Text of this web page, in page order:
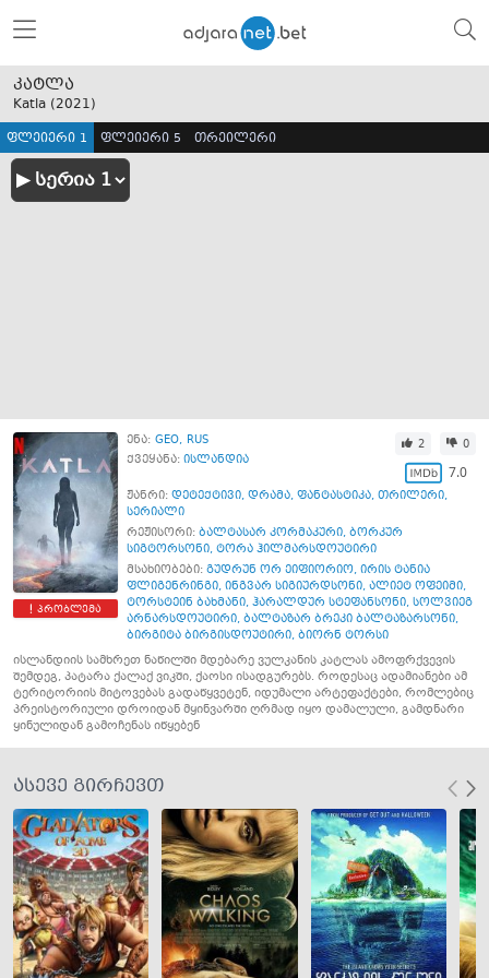
კატლა
Katla (2021)
ფლეიერი 1 ფლეიერი 5 თრეილერი
პრობლემა
ენა: GEO RUS
ქვეყანა: ისლანდია
2 0
7.0
ჟანრი: დეტექტივი, დრამა, ფანტასტიკა, თრილერი,
სერიალი
რეჟისორი: ბალტასარ კორმაკური, ბორკურ
სიგტორსონი, ტორა ჰილმარსდოუტირი
მსახიობები: გუდრუნ ორ ეიფიორიო, ირის ტანია
ფლიგენრინგი, ინგვარ სიგიურდსონი, ალიეტ ოფეიმი,
ტორსტეინ ბახმანი, ჰარალდურ სტეფანსონი, სოლვიეგ
არნარსდოუტირი, ბალტაზარ ბრეკი ბალტაზარსონი,
ბირგიტა ბირგისდოუტირი, ბიორნ ტორსი
ისლანდიის სამხრეთ ნაწილში მდებარე ვულკანის კატლას ამოფრქვევის
შემდეგ, პატარა ქალაქ ვიკში, ქაოსი ისადგურებს. როდესაც ადამიანები ამ
ტერიტორიის მიტოვებას გადაწყვეტენ, იდუმალი არტეფაქტები, რომლებიც
პრეისტორიული დროიდან მყინვარში ღრმად იყო დამალული, გამდნარი
ყინულიდან გამოჩენას იწყებენ
ასევე გირჩევთ